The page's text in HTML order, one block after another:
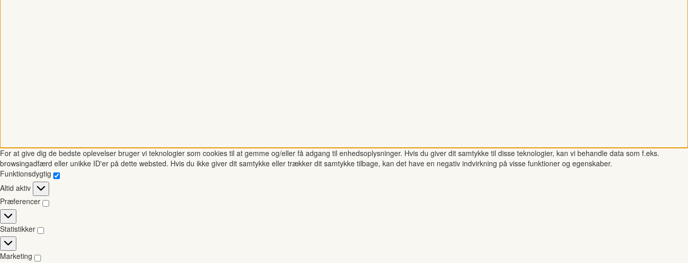
For at give dig de bedste oplevelser bruger vi teknologier som cookies til at gemme og/eller få adgang til enhedsoplysninger. Hvis du giver dit samtykke til disse teknologier, kan vi behandle data som f.eks.
browsingadfærd eller unikke ID'er på dette websted. Hvis du ikke giver dit samtykke eller trækker dit samtykke tilbage, kan det have en negativ indvirkning på visse funktioner og egenskaber.
Funktionsdygtig
Funktionsdygtig
Altid aktiv
Præferencer
Præferencer
Statistikker
Statistikker
Marketing